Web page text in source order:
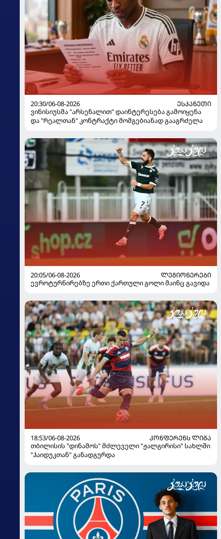
20:30/06-08-2026
ᲔᲡᲞᲐᲜᲔᲗᲘ
ვინისიუსმა "არსენალით" დაინტერესება გამოიყენა
და "რეალთან" კონტრაქტი მომგებიანად გააგრძელა
20:05/06-08-2026
ᲚᲔᲒᲘᲝᲜᲔᲠᲔᲑᲘ
ევროტურნირებზე ერთი ქართული გოლი მაინც გავიდა
18:53/06-08-2026
ᲙᲝᲜᲤᲔᲠᲔᲜᲡ ᲚᲘᲒᲐ
თბილისის "დინამოს" მძლეველი "ჟალგირისი" სახლში
"ჰაიდუკთან" განადგურდა